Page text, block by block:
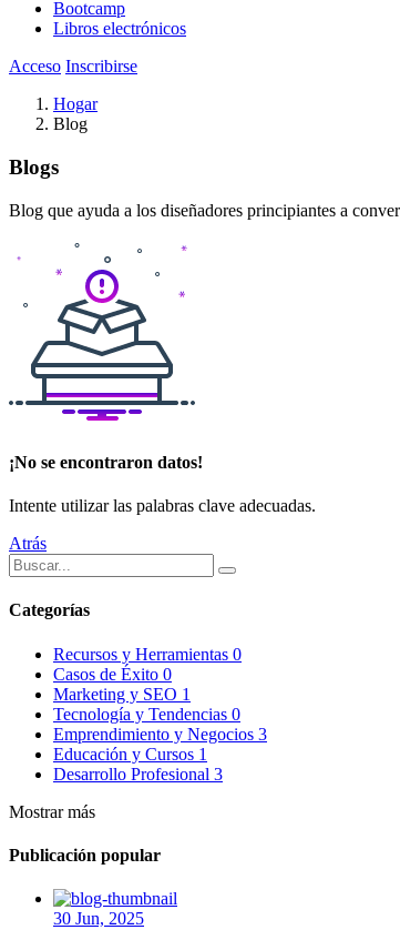
Bootcamp
Libros electrónicos
Acceso Inscribirse
Hogar
Blog
Blogs
Blog que ayuda a los diseñadores principiantes a
¡No se encontraron datos!
Intente utilizar las palabras clave adecuadas.
Atrás
Categorías
Recursos y Herramientas 0
Casos de Éxito 0
Marketing y SEO 1
Tecnología y Tendencias 0
Emprendimiento y Negocios 3
Educación y Cursos 1
Desarrollo Profesional 3
Mostrar más
Publicación popular
30 Jun, 2025